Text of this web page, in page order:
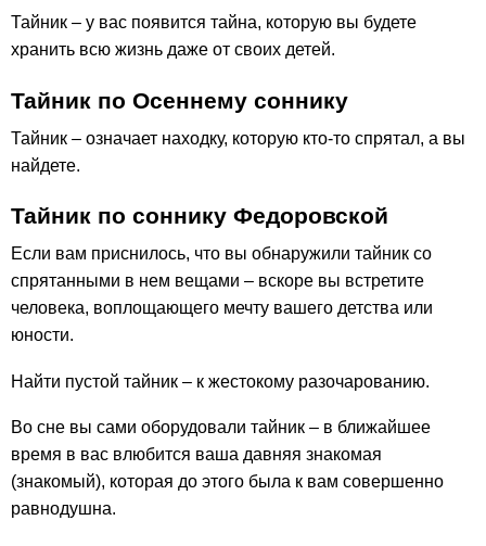
Тайник – у вас появится тайна, которую вы будете
хранить всю жизнь даже от своих детей.
Тайник по Осеннему соннику
Тайник – означает находку, которую кто-то спрятал, а вы
найдете.
Тайник по соннику Федоровской
Если вам приснилось, что вы обнаружили тайник со
спрятанными в нем вещами – вскоре вы встретите
человека, воплощающего мечту вашего детства или
юности.
Найти пустой тайник – к жестокому разочарованию.
Во сне вы сами оборудовали тайник – в ближайшее
время в вас влюбится ваша давняя знакомая
(знакомый), которая до этого была к вам совершенно
равнодушна.